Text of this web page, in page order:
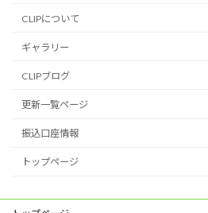
CLIPについて
ギャラリー
CLIPブログ
更新一覧ページ
振込口座情報
トップページ